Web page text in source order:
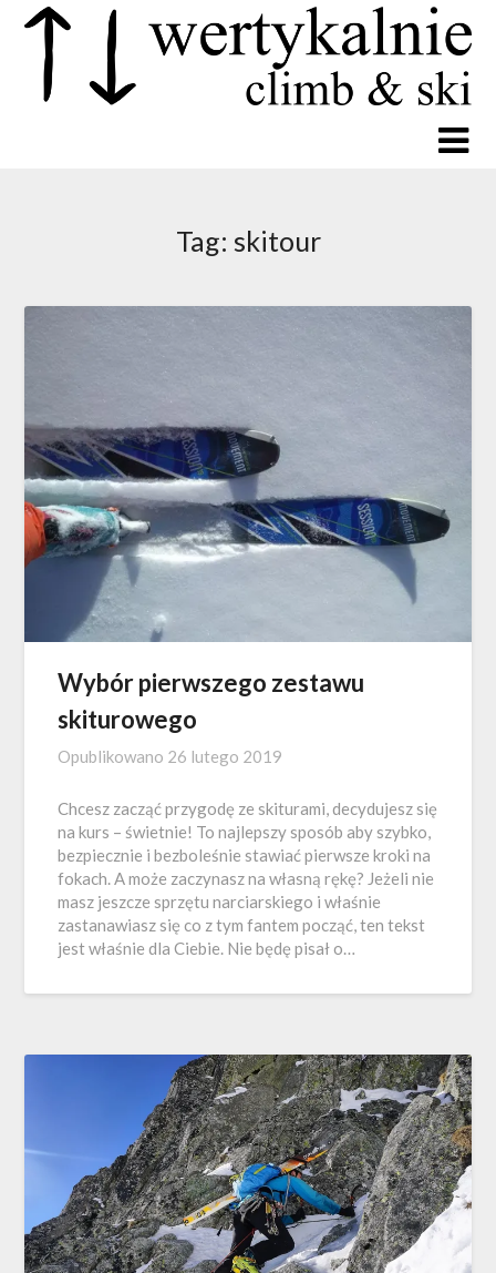
Tag: skitour
Wybór pierwszego zestawu
skiturowego
Opublikowano 26 lutego 2019
Chcesz zacząć przygodę ze skiturami, decydujesz się
na kurs – świetnie! To najlepszy sposób aby szybko,
bezpiecznie i bezboleśnie stawiać pierwsze kroki na
fokach. A może zaczynasz na własną rękę? Jeżeli nie
masz jeszcze sprzętu narciarskiego i właśnie
zastanawiasz się co z tym fantem począć, ten tekst
jest właśnie dla Ciebie. Nie będę pisał o…